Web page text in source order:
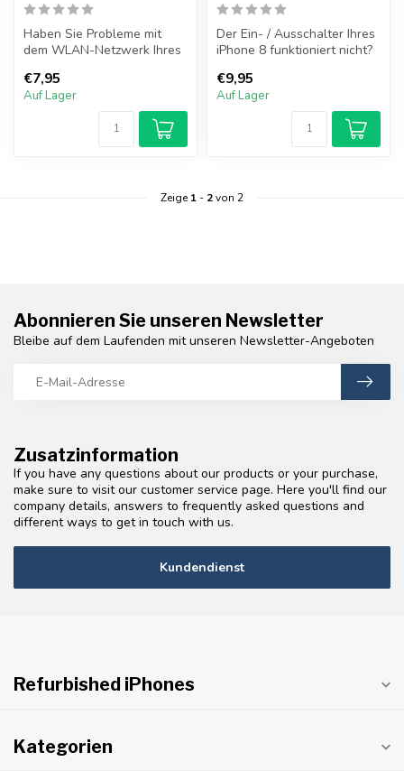
Haben Sie Probleme mit
dem WLAN-Netzwerk Ihres
könne...
€7,95
Auf Lager
Der Ein- / Ausschalter Ihres
iPhone 8 funktioniert nicht?
€9,95
Auf Lager
Zeige1- 2von 2
Zusatzinformation
If you have any questions about our products or your purchase,
make sure to visit our customer service page. Here you'll find our
company details, answers to frequently asked questions and
different ways to get in touch with us.
Kundendienst
Abonnieren Sie unseren Newsletter
Bleibe auf dem Laufenden mit unseren Newsletter-Angeboten
Refurbished iPhones
Kategorien